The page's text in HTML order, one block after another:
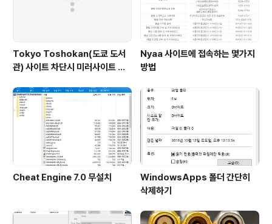
Tokyo Toshokan(도쿄 도서
관) 사이트 차단시 미러사이트 접
Nyaa 사이트에 접속하는 몇가지
방법
Cheat Engine 7.0 무설치
WindowsApps 폴더 간단히
삭제하기